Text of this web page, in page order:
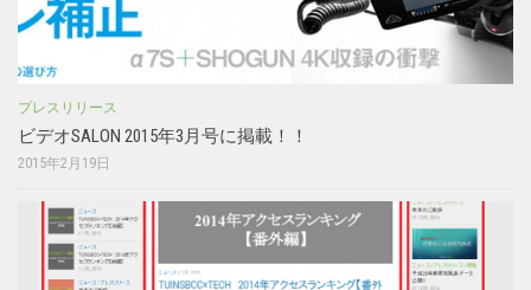
プレスリリース
ビデオSALON 2015年3月号に掲載！！
2015年2月19日